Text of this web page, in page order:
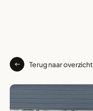
Terug naar overzicht